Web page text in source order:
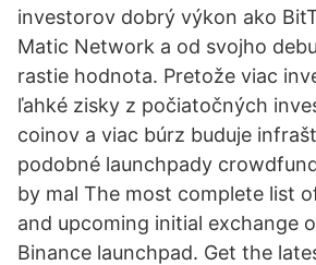
investorov dobrý výkon ako
Matic Network a od svojho
rastie hodnota. Pretože viac
ľahké zisky z počiatočných
coinov a viac búrz buduje
podobné launchpady
by mal The most complete list
and upcoming initial exchange
Binance launchpad. Get the